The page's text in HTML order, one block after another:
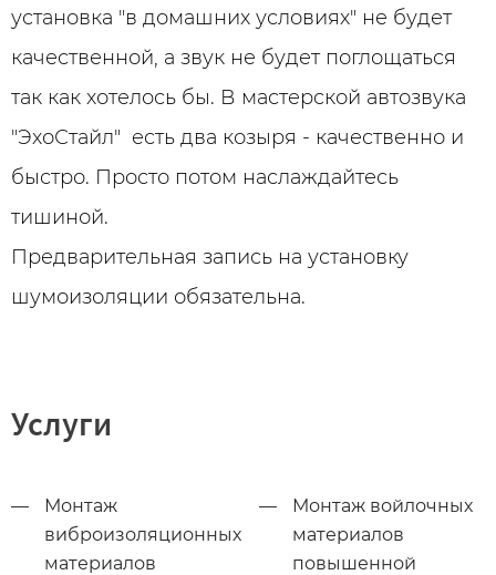
установка "в домашних условиях" не будет
качественной, а звук не будет поглощаться
так как хотелось бы. В мастерской автозвука
"ЭхоСтайл" есть два козыря - качественно и
быстро. Просто потом наслаждайтесь
тишиной.
Предварительная запись на установку
шумоизоляции обязательна.
Услуги
Монтаж
виброизоляционных
материалов
Монтаж войлочных
материалов
повышенной